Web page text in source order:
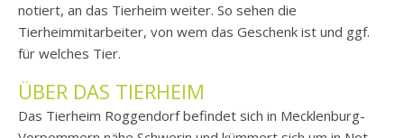
notiert, an das Tierheim weiter. So sehen die
Tierheimmitarbeiter, von wem das Geschenk ist und ggf.
für welches Tier.
ÜBER DAS TIERHEIM
Das Tierheim Roggendorf befindet sich in Mecklenburg-